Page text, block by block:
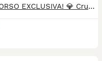
💎 ¡NUEVA CAMADA DE CANE CORSO EXCLUSIVA! 💎 Cruce Estratégico Internacional: Potencia y elegancia combinando la mejor sangre americana, brasileña y europea. 🧬 Genética de Campeones Padre: Magnus Cane Di Visnadi (Hijo del Campeón Brasileño 2026 Eros y nieto del Vicecampeón Mundial Joven Charles Ceolin). Madre: Selección de las líneas europeas más laureadas (Porolissum, Dacu-Liber y Castleguard). 🛡️ Máxima Guarantee Sanitaria y Legal 📜 Pedigree Oficial LOE (RSCE). 🧬 Certificado de ADN de filiación. 💉 Cartilla sanitaria (vacunados y desparasitados). 📍 Microchip homologado.